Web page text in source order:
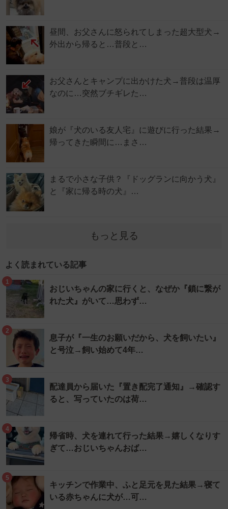
昼間、お父さんに怒られてしまった超大型犬→
外出から帰ると…普段と…
お父さんとキャンプに出かけた犬→普段は温厚
なのに…突然ブチギレた…
娘が『犬のいる友人宅』に遊びに行った結果→
帰ってきた瞬間に…まさ…
まるで小さな子供？『ドッグランに向かう犬』
と『家に帰る時の犬』…
もっと見る
よく読まれている記事
1
おじいちゃんの家に行くと、なぜか『鎖に繋が
れた犬』がいて…思わず…
2
息子が『一生のお願いだから、犬を飼いたい』
と号泣→飼い始めて4年…
3
配達員から届いた『置き配完了通知』→確認す
ると、写っていたのは荷…
4
帰省時、犬を連れて行った結果→嬉しくなりす
ぎて…おじいちゃんおば…
5
キッチンで作業中、ふと足元を見た結果→寝て
いる赤ちゃんに犬が…可…